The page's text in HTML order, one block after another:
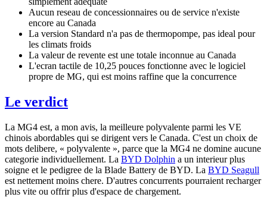
Aucun reseau de concessionnaires ou de service n'existe
encore au Canada
La version Standard n'a pas de thermopompe, pas ideal pour
les climats froids
La valeur de revente est une totale inconnue au Canada
L'ecran tactile de 10,25 pouces fonctionne avec le logiciel
propre de MG, qui est moins raffine que la concurrence
Le verdict
La MG4 est, a mon avis, la meilleure polyvalente parmi les VE
chinois abordables qui se dirigent vers le Canada. C'est un choix de
mots delibere, « polyvalente », parce que la MG4 ne domine aucune
categorie individuellement. La BYD Dolphin a un interieur plus
soigne et le pedigree de la Blade Battery de BYD. La BYD Seagull
est nettement moins chere. D'autres concurrents pourraient recharger
plus vite ou offrir plus d'espace de chargement.